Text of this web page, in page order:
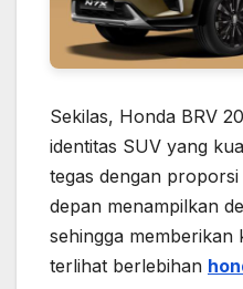
Sekilas, Honda BRV
identitas SUV yang
tegas dengan
depan menampilkan
sehingga memberikan
terlihat berlebihan